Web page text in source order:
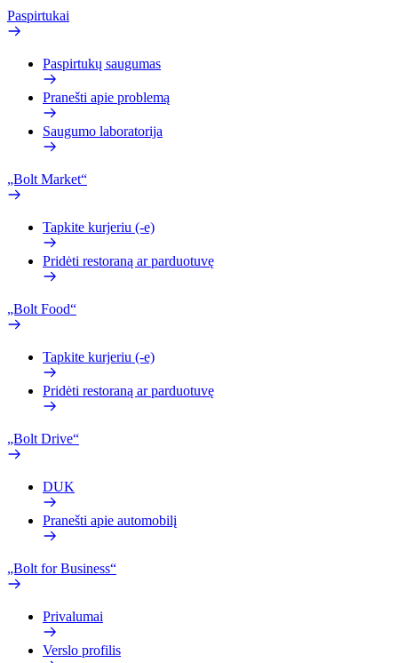
Paspirtukai
Paspirtukų saugumas
Pranešti apie problemą
Saugumo laboratorija
„Bolt Market“
Tapkite kurjeriu (-e)
Pridėti restoraną ar parduotuvę
„Bolt Food“
Tapkite kurjeriu (-e)
Pridėti restoraną ar parduotuvę
„Bolt Drive“
DUK
Pranešti apie automobilį
„Bolt for Business“
Privalumai
Verslo profilis